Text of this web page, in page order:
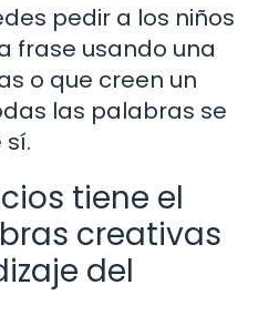
pedir a los niños
frase usando una
o que creen un
las palabras se
tiene el
creativas
del